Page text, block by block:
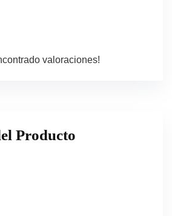
valoraciones!
Producto